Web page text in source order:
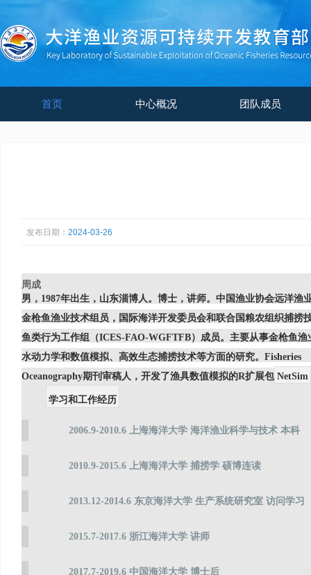
首页 中心概况 团队成员
发布日期： 2024-03-26
周成
男，1987年出生，山东淄博人。博士，讲师。中国渔业协会远洋渔
金枪鱼渔业技术组员，国际海洋开发委员会和联合国粮农组织捕捞
鱼类行为工作组（ICES-FAO-WGFTFB）成员。主要从事金枪鱼渔
水动力学和数值模拟、高效生态捕捞技术等方面的研究。Fisheries
Oceanography期刊审稿人，开发了渔具数值模拟的R扩展包 NetSim
学习和工作经历
2006.9-2010.6 上海海洋大学 海洋渔业科学与技术 本科
2010.9-2015.6 上海海洋大学 捕捞学 硕博连读
2013.12-2014.6 东京海洋大学 生产系统研究室 访问学习
2015.7-2017.6 浙江海洋大学 讲师
2017.7-2019.6 中国海洋大学 博士后